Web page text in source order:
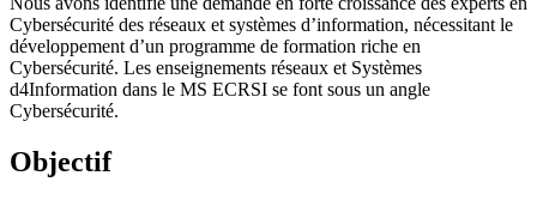
Cybersécurité des réseaux et systèmes d’information, nécessitant le
développement d’un programme de formation riche en
Cybersécurité. Les enseignements réseaux et Systèmes
d4Information dans le MS ECRSI se font sous un angle
Cybersécurité.
Objectif